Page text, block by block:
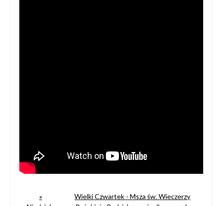
«
Wielki Czwartek - Msza św. Wieczerzy